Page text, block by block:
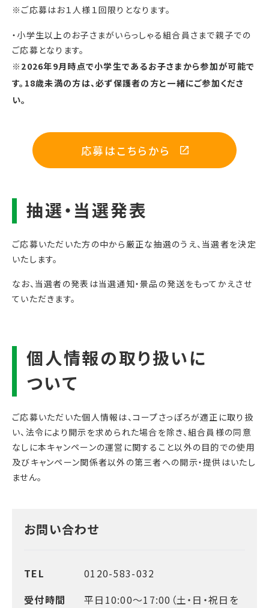
※ご応募はお１人様１回限りとなります。
・小学生以上のお子さまがいらっしゃる組合員さまで親子での
ご応募となります。
※2026年9月時点で小学生であるお子さまから参加が可能で
す。18歳未満の方は、必ず保護者の方と一緒にご参加くださ
い。
応募はこちらから
ご応募いただいた方の中から厳正な抽選のうえ、当選者を決定
いたします。
なお、当選者の発表は当選通知・景品の発送をもってかえさせ
ていただきます。
ご応募いただいた個人情報は、コープさっぽろが適正に取り扱
い、法令により開示を求められた場合を除き、組合員様の同意
なしに本キャンペーンの運営に関すること以外の目的での使用
及びキャンペーン関係者以外の第三者への開示・提供はいたし
ません。
お問い合わせ
TEL
0120-583-032
受付時間
平日10:00～17:00（土・日・祝日を